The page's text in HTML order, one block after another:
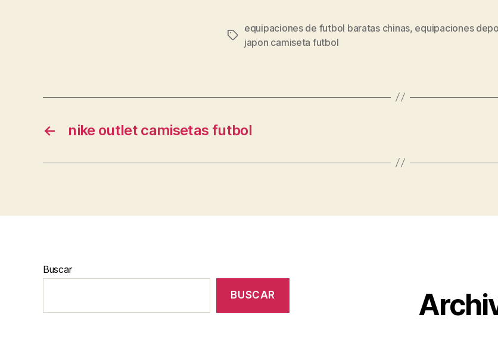
Etiquetas
equipaciones de futbol baratas chinas, equipaciones
japon camiseta futbol
← nike outlet camisetas futbol
Buscar
BUSCAR